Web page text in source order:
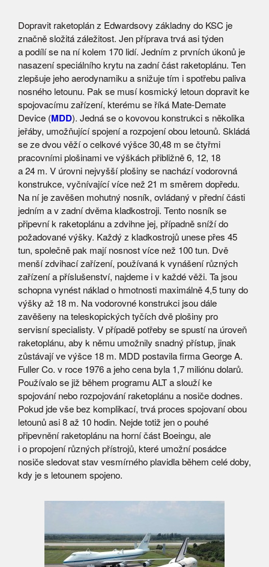
Dopravit raketoplán z Edwardsovy základny do KSC je
značně složitá záležitost. Jen příprava trvá asi týden
a podílí se na ní kolem 170 lidí. Jedním z prvních úkonů je
nasazení speciálního krytu na zadní část raketoplánu. Ten
zlepšuje jeho aerodynamiku a snižuje tím i spotřebu paliva
nosného letounu. Pak se musí kosmický letoun dopravit ke
spojovacímu zařízení, kterému se říká Mate-Demate
Device (MDD). Jedná se o kovovou konstrukci s několika
jeřáby, umožňující spojení a rozpojení obou letounů. Skládá
se ze dvou věží o celkové výšce 30,48 m se čtyřmi
pracovními plošinami ve výškách přibližně 6, 12, 18
a 24 m. V úrovni nejvyšší plošiny se nachází vodorovná
konstrukce, vyčnívající více než 21 m směrem dopředu.
Na ní je zavěšen mohutný nosník, ovládaný v přední části
jedním a v zadní dvěma kladkostroji. Tento nosník se
připevní k raketoplánu a zdvihne jej, případně sníží do
požadované výšky. Každý z kladkostrojů unese přes 45
tun, společně pak mají nosnost více než 100 tun. Dvě
menší zdvihací zařízení, používaná k vynášení různých
zařízení a příslušenství, najdeme i v každé věži. Ta jsou
schopna vynést náklad o hmotnosti maximálně 4,5 tuny do
výšky až 18 m. Na vodorovné konstrukci jsou dále
zavěšeny na teleskopických tyčích dvě plošiny pro
servisní specialisty. V případě potřeby se spustí na úroveň
raketoplánu, aby k němu umožnily snadný přístup, jinak
zůstávají ve výšce 18 m. MDD postavila firma George A.
Fuller Co. v roce 1976 a jeho cena byla 1,7 miliónu dolarů.
Používalo se již během programu ALT a slouží ke
spojování nebo rozpojování raketoplánu a nosiče dodnes.
Pokud jde vše bez komplikací, trvá proces spojovaní obou
letounů asi 8 až 10 hodin. Nejde totiž jen o pouhé
připevnění raketoplánu na horní část Boeingu, ale
i o propojení různých přístrojů, které umožní posádce
nosiče sledovat stav vesmírného plavidla během celé doby,
kdy je s letounem spojeno.